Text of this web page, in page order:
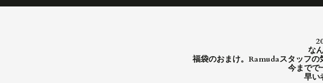
ク
ョ
な
福袋のおまけ。Ramudaスタッフの
今までで
早い